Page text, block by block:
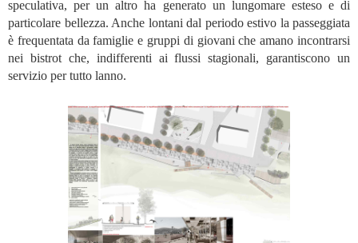
speculativa, per un altro ha generato un lungomare esteso e di
particolare bellezza. Anche lontani dal periodo estivo la passeggiata
è frequentata da famiglie e gruppi di giovani che amano incontrarsi
nei bistrot che, indifferenti ai flussi stagionali, garantiscono un
servizio per tutto lanno.